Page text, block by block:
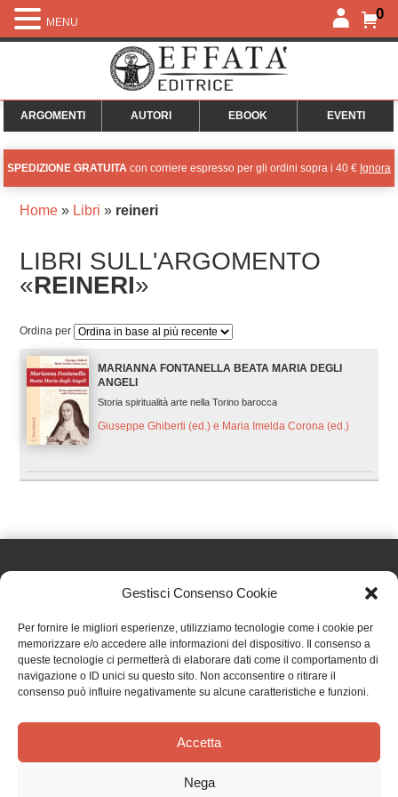
Gestisci Consenso Cookie
Per fornire le migliori esperienze, utilizziamo tecnologie come i cookie per
memorizzare e/o accedere alle informazioni del dispositivo. Il consenso a
queste tecnologie ci permetterà di elaborare dati come il comportamento di
navigazione o ID unici su questo sito. Non acconsentire o ritirare il
consenso può influire negativamente su alcune caratteristiche e funzioni.
Accetta
Nega
0
ARGOMENTI AUTORI EBOOK EVENTI
SPEDIZIONE GRATUITA con corriere espresso per gli ordini sopra i 40 € Ignora
Home» Libri » reineri
LIBRI SULL'ARGOMENTO
«REINERI»
Ordina per
MARIANNA FONTANELLA BEATA MARIA DEGLI
ANGELI
Storia spiritualità arte nella Torino barocca
Giuseppe Ghiberti (ed.) e Maria Imelda Corona (ed.)
Effatà Editrice di Pellegrino Paolo SAS
C.F. e P.IVA 09655250018
Via Tre Denti, 1 - 10060 Cantalupa (TO)
Telefono: (+39) 0121 353452 - Fax: (+39) 0121 353839
TERMINI E CONDIZIONI
MENU